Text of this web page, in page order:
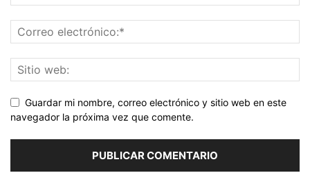
Guardar mi nombre, correo electrónico y sitio web en este
navegador la próxima vez que comente.